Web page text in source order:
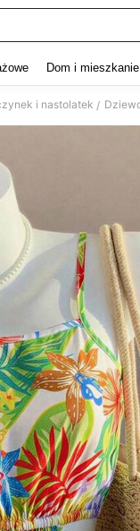
Dom i mieszkanie
i nastolatek /